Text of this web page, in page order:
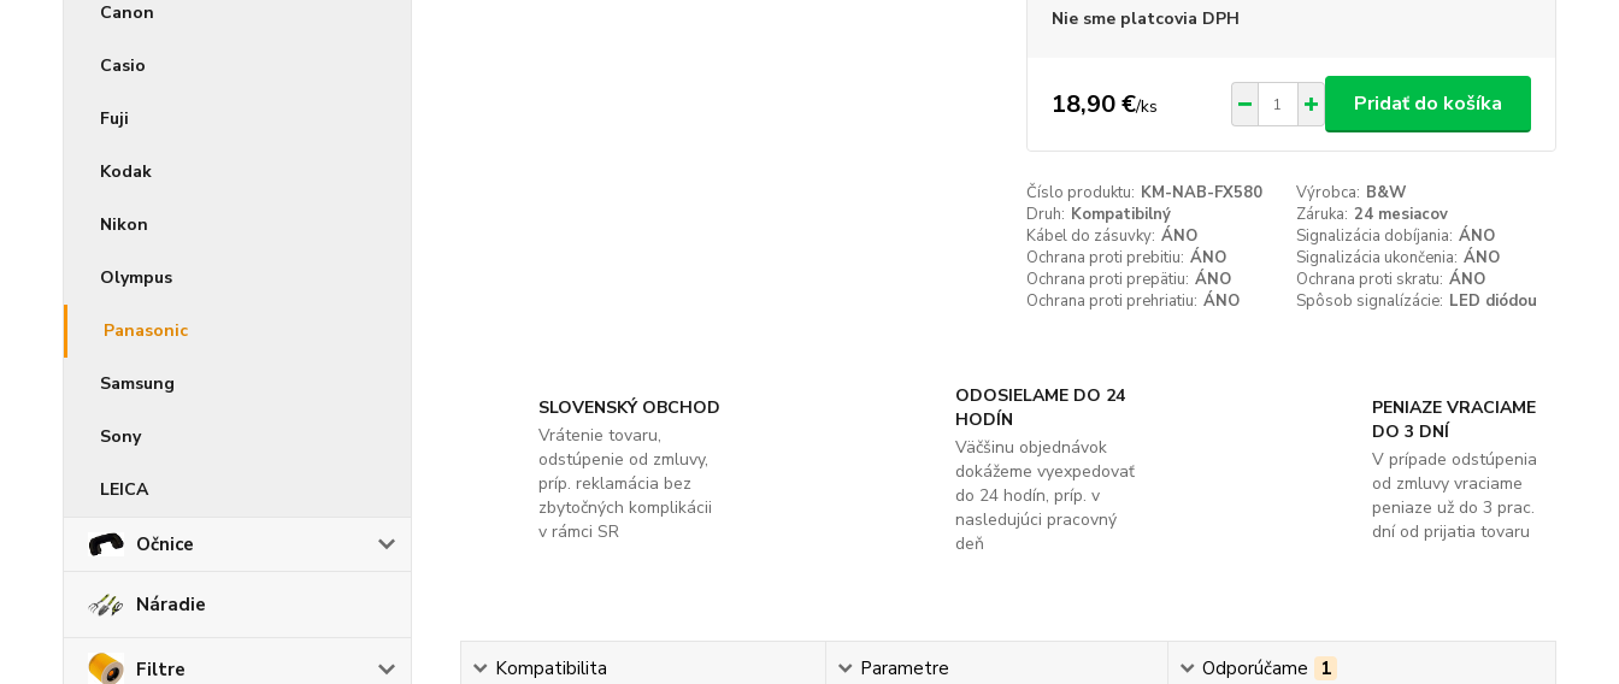
Canon
Casio
Fuji
Kodak
Nikon
Olympus
Panasonic
Samsung
Sony
LEICA
Očnice
Náradie
Filtre
Nie sme platcovia DPH
18,90 €/ks Pridať do košíka
Číslo produktu: KM-NAB-FX580 Výrobca: B&W
Druh: Kompatibilný Záruka: 24 mesiacov
Kábel do zásuvky: ÁNO Signalizácia dobíjania: ÁNO
Ochrana proti prebitiu: ÁNO Signalizácia ukončenia: ÁNO
Ochrana proti prepätiu: ÁNO Ochrana proti skratu: ÁNO
Ochrana proti prehriatiu: ÁNO Spôsob signalízácie: LED diódou
SLOVENSKÝ OBCHOD
Vrátenie tovaru,
odstúpenie od zmluvy,
príp. reklamácia bez
zbytočných komplikácii
v rámci SR
ODOSIELAME DO 24
HODÍN
Väčšinu objednávok
dokážeme vyexpedovať
do 24 hodín, príp. v
nasledujúci pracovný
deň
PENIAZE VRACIAME
DO 3 DNÍ
V prípade odstúpenia
od zmluvy vraciame
peniaze už do 3 prac.
dní od prijatia tovaru
Kompatibilita Parametre Odporúčame 1